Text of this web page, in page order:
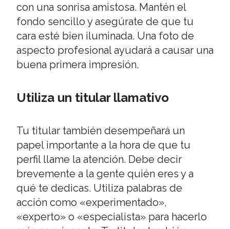
con una sonrisa amistosa. Mantén el
fondo sencillo y asegúrate de que tu
cara esté bien iluminada. Una foto de
aspecto profesional ayudará a causar una
buena primera impresión.
Utiliza un titular llamativo
Tu titular también desempeñará un
papel importante a la hora de que tu
perfil llame la atención. Debe decir
brevemente a la gente quién eres y a
qué te dedicas. Utiliza palabras de
acción como «experimentado»,
«experto» o «especialista» para hacerlo